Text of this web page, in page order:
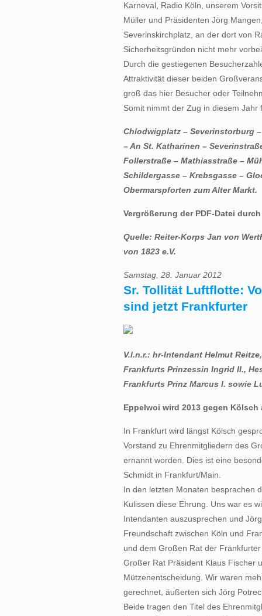
Karneval, Radio Köln, unserem
Müller und Präsidenten Jörg
Severinskirchplatz, an der dort von
Sicherheitsgründen nicht mehr
Durch die gestiegenen
Attraktivität dieser beiden
groß das hier Besucher oder
Somit nimmt der Zug in diesem Jahr
Chlodwigplatz – Severinstorburg
– An St. Katharinen –
Follerstraße – Mathiasstraße –
Schildergasse – Krebsgasse –
Obermarspforten zum Alter Markt.
Vergrößerung der PDF-Datei
Quelle: Reiter-Korps Jan von
von 1823 e.V.
Samstag, 28. Januar 2012
Sr. Tollität Luftflotte:
sind jetzt Frankfurter
V.l.n.r.: hr-Intendant Helmut
Frankfurts Prinzessin Ingrid II.,
Frankfurts Prinz Marcus I.
Eppelwoi wird 2013 gegen
In Frankfurt wird längst Kölsch
Vorstand zu Ehrenmitgliedern des
ernannt worden. Dies ist eine
Schmidt in Frankfurt/Main.
In den letzten Monaten besprachen
Kulissen diese Ehrung. Uns war es
Intendanten auszusprechen und
Freundschaft zwischen Köln und
und dem Großen Rat der
Großer Rat Präsident Klaus Fischer
Mützenentscheidung. Wir waren
gerechnet, äußerten sich Jörg
Beide tragen den Titel des